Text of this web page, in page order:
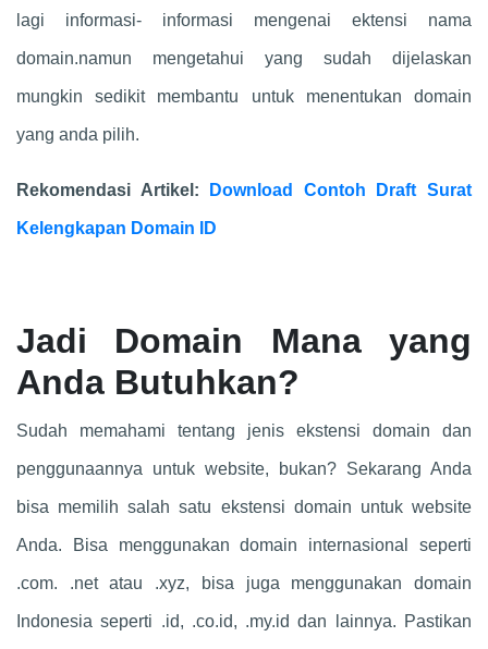
lagi informasi- informasi mengenai ektensi nama
domain.namun mengetahui yang sudah dijelaskan
mungkin sedikit membantu untuk menentukan domain
yang anda pilih.
Rekomendasi Artikel: Download Contoh Draft Surat
Kelengkapan Domain ID
Jadi Domain Mana yang
Anda Butuhkan?
Sudah memahami tentang jenis ekstensi domain dan
penggunaannya untuk website, bukan? Sekarang Anda
bisa memilih salah satu ekstensi domain untuk website
Anda. Bisa menggunakan domain internasional seperti
.com. .net atau .xyz, bisa juga menggunakan domain
Indonesia seperti .id, .co.id, .my.id dan lainnya. Pastikan